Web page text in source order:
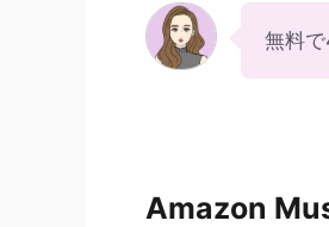
無料
Amazon